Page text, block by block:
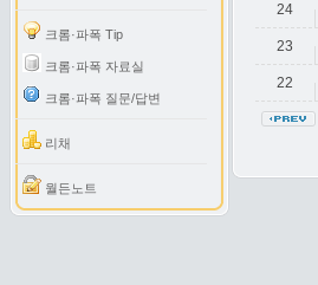
크롬·파폭 Tip
크롬·파폭 자료실
크롬·파폭 질문/답변
리채
월든노트
24
23
22